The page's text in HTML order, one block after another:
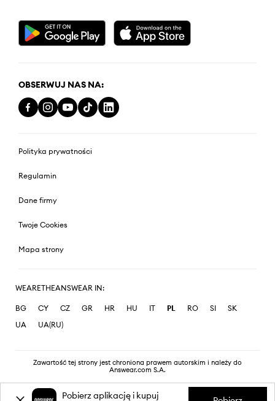
OBSERWUJ NAS NA:
Polityka prywatności
Regulamin
Dane firmy
Twoje Cookies
Mapa strony
WEARETHEANSWEAR IN:
BG CY CZ GR HR HU IT PL RO SI
SK
UA
UA(RU)
Zawartość tej strony jest chroniona prawem autorskim i należy do
Answear.com S.A.
Pobierz aplikację i kupuj